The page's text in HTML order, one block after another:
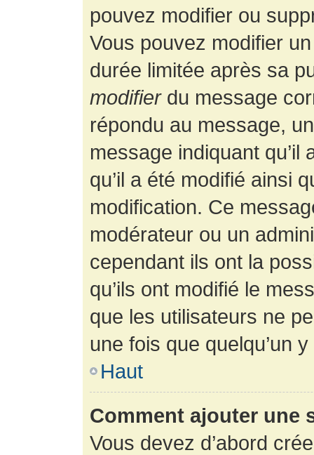
pouvez modifier ou
Vous pouvez modifier
durée limitée après sa
modifierdu message
répondu au message,
message indiquant
qu’il a été modifié ainsi
modification. Ce
modérateur ou un
cependant ils ont la
qu’ils ont modifié le
que les utilisateurs ne
une fois que quelqu’un
Haut
Comment ajouter une
Vous devez d’abord